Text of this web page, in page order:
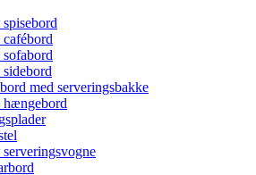
med serveringsbakke
hængebord